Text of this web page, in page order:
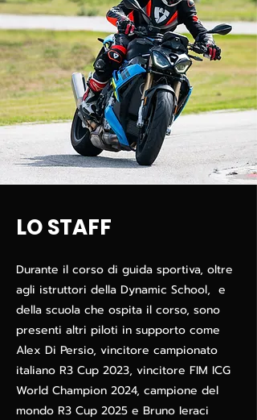
LO STAFF
Durante il corso di guida sportiva, oltre
agli istruttori della Dynamic School, e
della scuola che ospita il corso, sono
presenti altri piloti in supporto come
Alex Di Persio, vincitore campionato
italiano R3 Cup 2023, vincitore FIM ICG
World Champion 2024, campione del
mondo R3 Cup 2025 e Bruno Ieraci